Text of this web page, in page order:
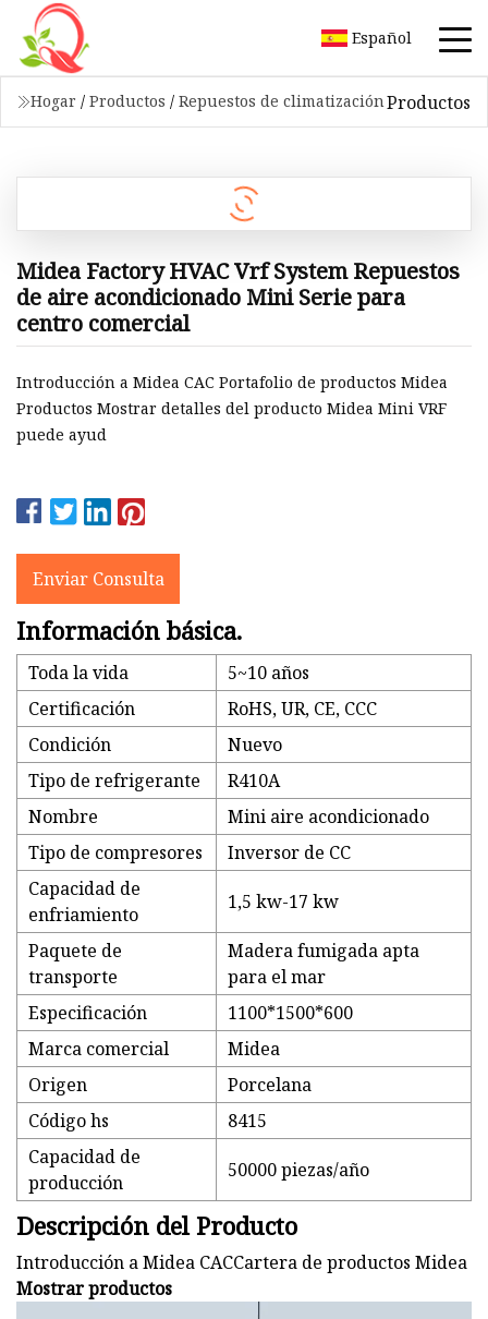
Español
Hogar / Productos / Repuestos de climatizaciónProductos
Midea Factory HVAC Vrf System Repuestos
de aire acondicionado Mini Serie para
centro comercial
Introducción a Midea CAC Portafolio de productos Midea
Productos Mostrar detalles del producto Midea Mini VRF
puede ayud
Enviar Consulta
Información básica.
Toda la vida
5~10 años
Certificación
RoHS, UR, CE, CCC
Condición
Nuevo
Tipo de refrigerante
R410A
Nombre
Mini aire acondicionado
Tipo de compresores
Inversor de CC
Capacidad de
enfriamiento
1,5 kw-17 kw
Paquete de
transporte
Madera fumigada apta
para el mar
Especificación
1100*1500*600
Marca comercial
Midea
Origen
Porcelana
Código hs
8415
Capacidad de
producción
50000 piezas/año
Descripción del Producto
Introducción a Midea CACCartera de productos Midea
Mostrar productos